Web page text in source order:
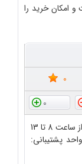
و امکان خرید را
0
0
سلام. لطفا بین روزهای شنبه تا چهارشنبه از ساعت 8 تا 13
پشتیبانی: